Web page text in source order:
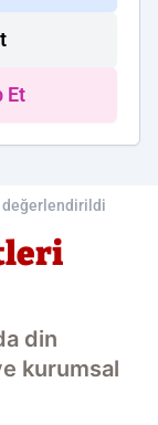
Et
değerlendirildi
din
kurumsal